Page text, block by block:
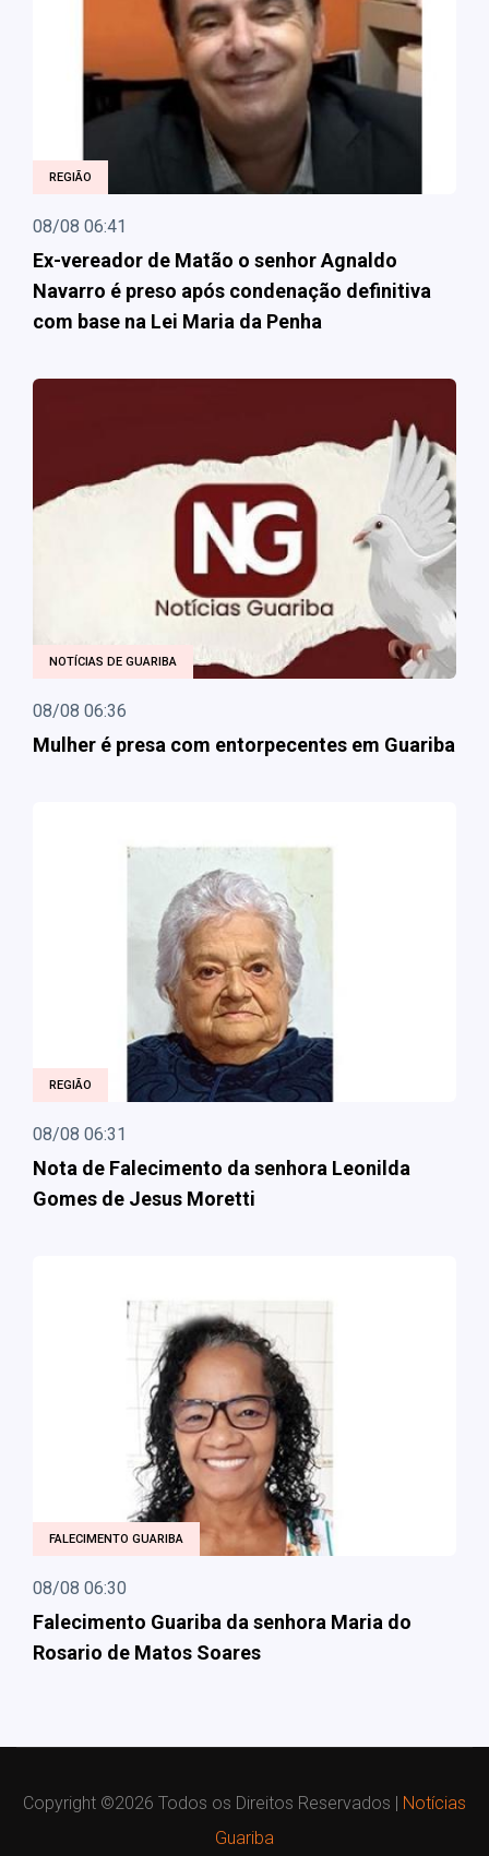
REGIÃO
08/08 06:41
Ex-vereador de Matão o senhor Agnaldo
Navarro é preso após condenação definitiva
com base na Lei Maria da Penha
NOTÍCIAS DE GUARIBA
08/08 06:36
Mulher é presa com entorpecentes em Guariba
REGIÃO
08/08 06:31
Nota de Falecimento da senhora Leonilda
Gomes de Jesus Moretti
FALECIMENTO GUARIBA
08/08 06:30
Falecimento Guariba da senhora Maria do
Rosario de Matos Soares
Copyright ©2026 Todos os Direitos Reservados | Notícias
Guariba